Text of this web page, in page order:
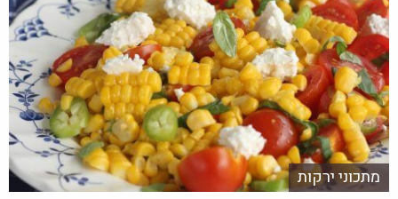
מתכוני ירקות